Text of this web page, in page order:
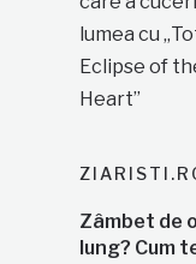
Zâmbet de
lung?